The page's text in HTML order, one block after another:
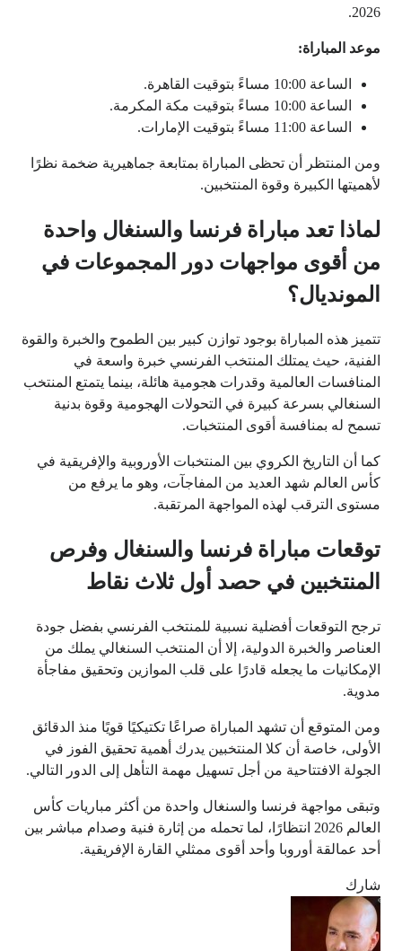
2026.
موعد المباراة:
الساعة 10:00 مساءً بتوقيت القاهرة.
الساعة 10:00 مساءً بتوقيت مكة المكرمة.
الساعة 11:00 مساءً بتوقيت الإمارات.
ومن المنتظر أن تحظى المباراة بمتابعة جماهيرية ضخمة نظرًا
لأهميتها الكبيرة وقوة المنتخبين.
لماذا تعد مباراة فرنسا والسنغال واحدة
من أقوى مواجهات دور المجموعات في
المونديال؟
تتميز هذه المباراة بوجود توازن كبير بين الطموح والخبرة والقوة
الفنية، حيث يمتلك المنتخب الفرنسي خبرة واسعة في
المنافسات العالمية وقدرات هجومية هائلة، بينما يتمتع المنتخب
السنغالي بسرعة كبيرة في التحولات الهجومية وقوة بدنية
تسمح له بمنافسة أقوى المنتخبات.
كما أن التاريخ الكروي بين المنتخبات الأوروبية والإفريقية في
كأس العالم شهد العديد من المفاجآت، وهو ما يرفع من
مستوى الترقب لهذه المواجهة المرتقبة.
توقعات مباراة فرنسا والسنغال وفرص
المنتخبين في حصد أول ثلاث نقاط
ترجح التوقعات أفضلية نسبية للمنتخب الفرنسي بفضل جودة
العناصر والخبرة الدولية، إلا أن المنتخب السنغالي يملك من
الإمكانيات ما يجعله قادرًا على قلب الموازين وتحقيق مفاجأة
مدوية.
ومن المتوقع أن تشهد المباراة صراعًا تكتيكيًا قويًا منذ الدقائق
الأولى، خاصة أن كلا المنتخبين يدرك أهمية تحقيق الفوز في
الجولة الافتتاحية من أجل تسهيل مهمة التأهل إلى الدور التالي.
وتبقى مواجهة فرنسا والسنغال واحدة من أكثر مباريات كأس
العالم 2026 انتظارًا، لما تحمله من إثارة فنية وصدام مباشر بين
أحد عمالقة أوروبا وأحد أقوى ممثلي القارة الإفريقية.
شارك